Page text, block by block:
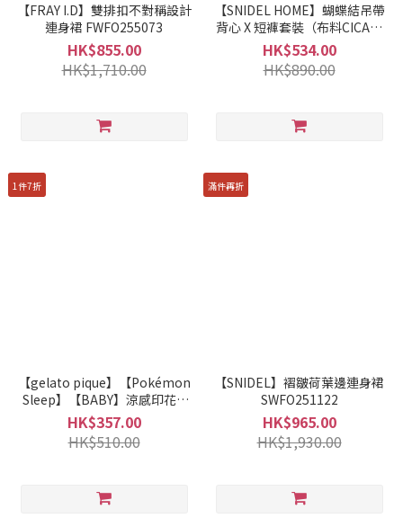
【FRAY I.D】雙排扣不對稱設計
連身裙 FWFO255073
HK$855.00
HK$1,710.00
【SNIDEL HOME】蝴蝶結吊帶
背心 X 短褲套裝（布料CICA抗
氧化保濕美容成份加工）
SHFO251077
HK$534.00
HK$890.00
1件7折
【gelato pique】【Pokémon
Sleep】【BABY】涼感印花T
恤&短褲套裝 PBCT244431
pokemon
HK$357.00
HK$510.00
滿件再折
【SNIDEL】褶皺荷葉邊連身裙
SWFO251122
HK$965.00
HK$1,930.00